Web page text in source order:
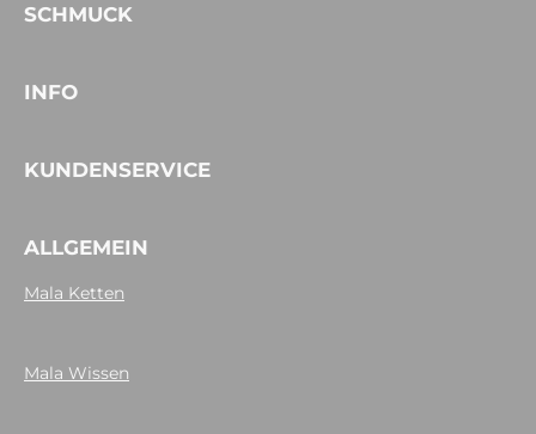
SCHMUCK
INFO
KUNDENSERVICE
ALLGEMEIN
Mala Ketten
Mala Wissen